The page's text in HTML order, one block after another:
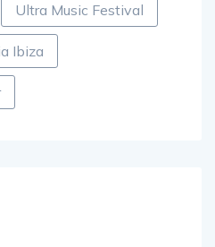
Ultra Music Festival
Ibiza